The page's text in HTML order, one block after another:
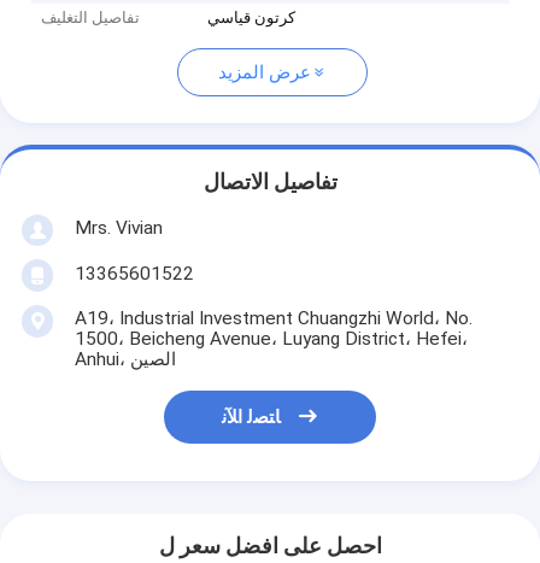
تفاصيل التغليف
كرتون قياسي
عرض المزيد
تفاصيل الاتصال
Mrs. Vivian
13365601522
A19، Industrial Investment Chuangzhi World، No.
1500، Beicheng Avenue، Luyang District، Hefei،
Anhui، الصين
ﺎﺘﺼﻟ ﺍﻶﻧ
احصل على افضل سعر ل